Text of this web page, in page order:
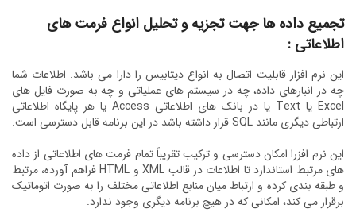
تجمیع داده ها جهت تجزیه و تحلیل انواع فرمت های
اطلاعاتی :
این نرم افزار قابلیت اتصال به انواع دیتابیس را دارا می باشد. اطلاعات شما
چه در انبارهای داده، چه در سیستم های عملیاتی و چه به صورت فایل های
Excel یا Text یا در بانک های اطلاعاتی Access یا هر پایگاه اطلاعاتی
ارتباطی دیگری مانند SQL قرار داشته باشد در این برنامه قابل دسترسی است.
این نرم افزرا امکان دسترسی و ترکیب تقریباً تمام فرمت های اطلاعاتی از داده
های مرتبط استاندارد تا اطلاعات در قالب XML و HTML فراهم آورده، مرتبط
و طبقه بندی کرده و ارتباط میان منابع اطلاعاتی مختلف را به صورت اتوماتیک
برقرار می کند، امکانی که در هیچ برنامه دیگری وجود ندارد.